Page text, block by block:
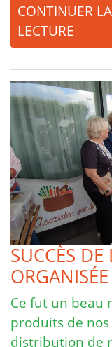
CONTINUER LA
LECTURE
SUCCÈS
Ce fut un beau
produits de
distribution de